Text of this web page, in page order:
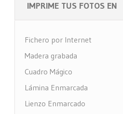
IMPRIME TUS FOTOS EN
Fichero por Internet
Madera grabada
Cuadro Mágico
Lámina Enmarcada
Lienzo Enmarcado